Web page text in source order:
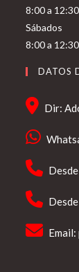
8:00 a
Sábados
8:00 a
DATOS
Dir:
Email: